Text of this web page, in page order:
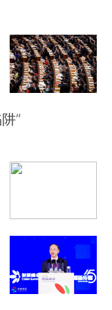
”